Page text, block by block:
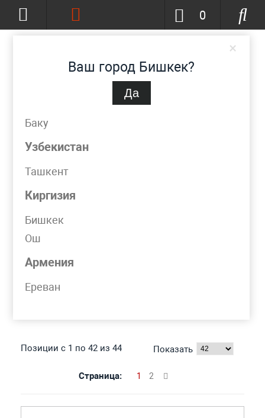
×
Ваш город Бишкек?
Да
Баку
Узбекистан
Ташкент
Киргизия
Бишкек
Ош
Армения
Ереван
0
КАТАЛОГ
ЛЮК НЕРЖАВЕЮЩИЙ
Позиции с 1 по 42 из 44 Показать
Страница: 1 2